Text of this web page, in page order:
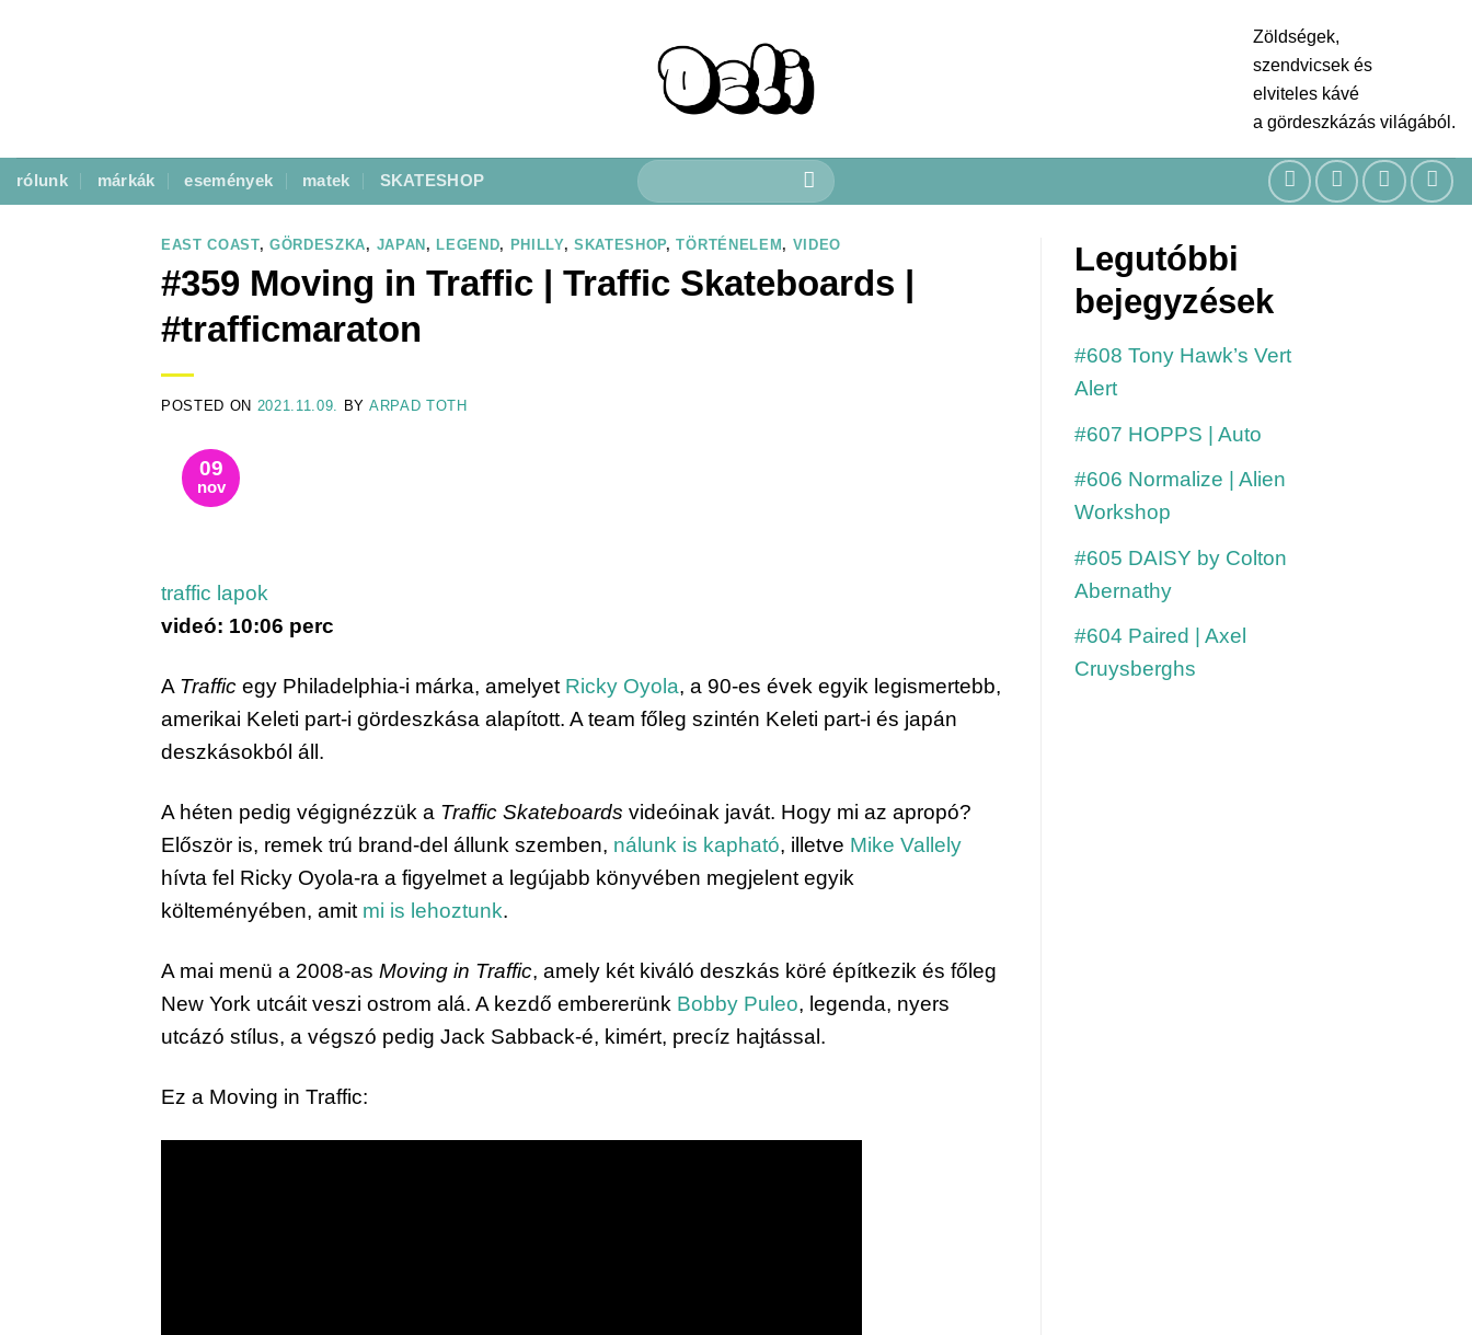
Zöldségek,
szendvicsek és
elviteles kávé
a gördeszkázás világából.
rólunk márkák események matek SKATESHOP
Keresés
a
EAST COAST,GÖRDESZKA, JAPAN , LEGEND, PHILLY,SKATESHOP,TÖRTÉNELEM , VIDEO
#359 Moving in Traffic | Traffic Skateboards |
#trafficmaraton
POSTED ON 2021.11.09. BY ARPAD TOTH
09
nov
traffic lapok
videó: 10:06 perc
A Traffic egy Philadelphia-i márka, amelyet Ricky Oyola, a 90-es évek egyik legismertebb,
amerikai Keleti part-i gördeszkása alapított. A team főleg szintén Keleti part-i és japán
deszkásokból áll.
A héten pedig végignézzük a Traffic Skateboards videóinak javát. Hogy mi az apropó?
Először is, remek trú brand-del állunk szemben, nálunk is kapható, illetve Mike Vallely
hívta fel Ricky Oyola-ra a figyelmet a legújabb könyvében megjelent egyik
költeményében, amit mi is lehoztunk.
A mai menü a 2008-as Moving in Traffic, amely két kiváló deszkás köré építkezik és főleg
New York utcáit veszi ostrom alá. A kezdő embererünk Bobby Puleo, legenda, nyers
utcázó stílus, a végszó pedig Jack Sabback-é, kimért, precíz hajtással.
Ez a Moving in Traffic:
Legutóbbi
bejegyzések
#608 Tony Hawk’s Vert
Alert
#607 HOPPS | Auto
#606 Normalize | Alien
Workshop
#605 DAISY by Colton
Abernathy
#604 Paired | Axel
Cruysberghs